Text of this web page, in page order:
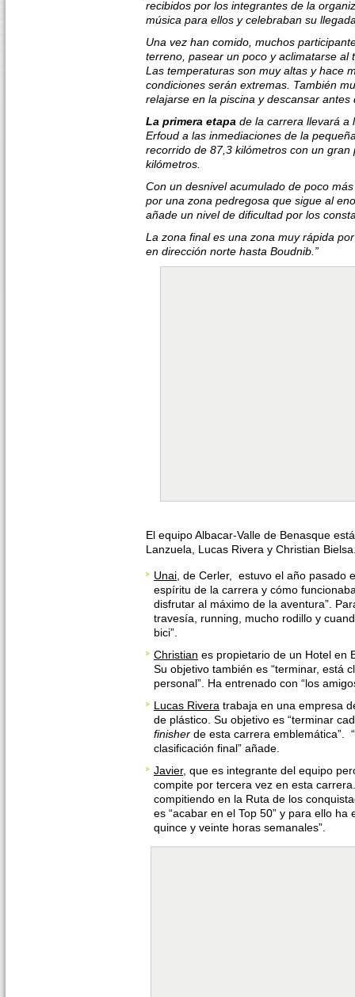
recibidos por los integrantes de la
música para ellos y celebraban su
Una vez han comido, muchos
terreno, pasear un poco y aclimatarse al
Las temperaturas son muy altas y hace
condiciones serán extremas. También
relajarse en la piscina y descansar
La primera etapa de la carrera llevará a
Erfoud a las inmediaciones de la
recorrido de 87,3 kilómetros con un
kilómetros.
Con un desnivel acumulado de poco
por una zona pedregosa que sigue al
añade un nivel de dificultad por los
La zona final es una zona muy rápida
en dirección norte hasta Boudnib.”
El equipo Albacar-Valle de Benasque
Lanzuela, Lucas Rivera y Christian
Unai , de Cerler, estuvo el año pasado
espíritu de la carrera y cómo
disfrutar al máximo de la aventura”.
travesía, running, mucho rodillo y
bici”.
Christian es propietario de un Hotel en
Su objetivo también es “terminar, está
personal”. Ha entrenado con “los
Lucas Rivera trabaja en una empresa
de plástico. Su objetivo es “terminar
finisher de esta carrera emblemática”.
clasificación final” añade.
Javier, que es integrante del equipo
compite por tercera vez en esta
compitiendo en la Ruta de los
es “acabar en el Top 50” y para ello
quince y veinte horas semanales”.